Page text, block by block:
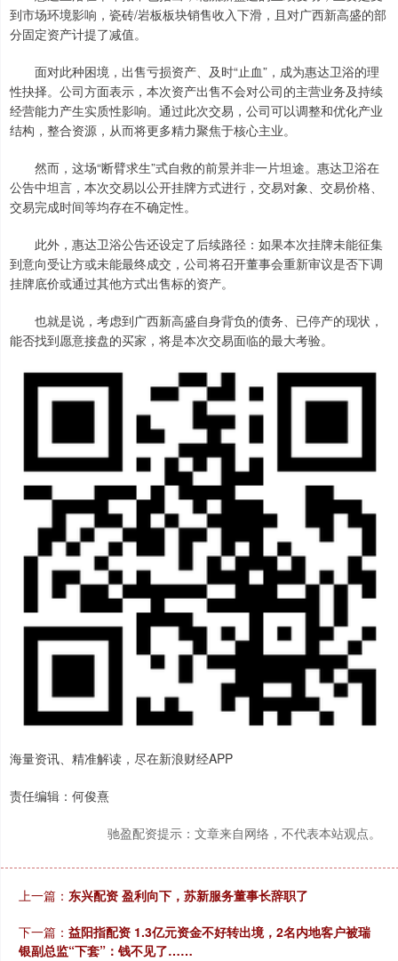
到市场环境影响，瓷砖/岩板板块销售收入下滑，且对广西新高盛的部
分固定资产计提了减值。
面对此种困境，出售亏损资产、及时“止血”，成为惠达卫浴的理
性抉择。公司方面表示，本次资产出售不会对公司的主营业务及持续
经营能力产生实质性影响。通过此次交易，公司可以调整和优化产业
结构，整合资源，从而将更多精力聚焦于核心主业。
然而，这场“断臂求生”式自救的前景并非一片坦途。惠达卫浴在
公告中坦言，本次交易以公开挂牌方式进行，交易对象、交易价格、
交易完成时间等均存在不确定性。
此外，惠达卫浴公告还设定了后续路径：如果本次挂牌未能征集
到意向受让方或未能最终成交，公司将召开董事会重新审议是否下调
挂牌底价或通过其他方式出售标的资产。
也就是说，考虑到广西新高盛自身背负的债务、已停产的现状，
能否找到愿意接盘的买家，将是本次交易面临的最大考验。
海量资讯、精准解读，尽在新浪财经APP
责任编辑：何俊熹
驰盈配资提示：文章来自网络，不代表本站观点。
上一篇： 东兴配资 盈利向下，苏新服务董事长辞职了
下一篇： 益阳指配资 1.3亿元资金不好转出境，2名内地客户被瑞
银副总监“下套”：钱不见了……